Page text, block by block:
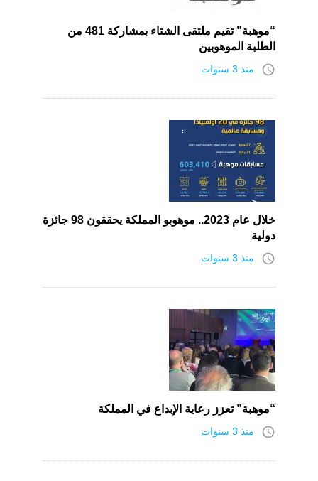
“موهبة” تقيم ملتقى الشتاء بمشاركة 481 من
الطلبة الموهوبين
access_time منذ 3 سنوات
خلال عام 2023.. موهوبو المملكة يحققون 98 جائزة
دولية
access_time منذ 3 سنوات
“موهبة” تعزز رعاية الإبداع في المملكة
access_time منذ 3 سنوات